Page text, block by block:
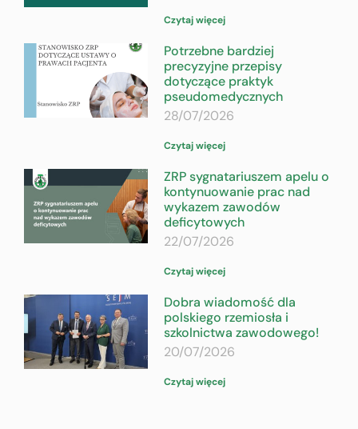
Czytaj więcej
Potrzebne bardziej
precyzyjne przepisy
dotyczące praktyk
pseudomedycznych
28/07/2026
Czytaj więcej
ZRP sygnatariuszem apelu o
kontynuowanie prac nad
wykazem zawodów
deficytowych
22/07/2026
Czytaj więcej
Dobra wiadomość dla
polskiego rzemiosła i
szkolnictwa zawodowego!
20/07/2026
Czytaj więcej